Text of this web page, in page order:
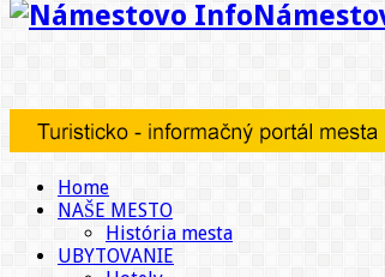
Home
NAŠE MESTO
História mesta
UBYTOVANIE